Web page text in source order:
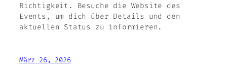
Richtigkeit. Besuche die Website des
Events, um dich über Details und den
aktuellen Status zu informieren.
März 26, 2026